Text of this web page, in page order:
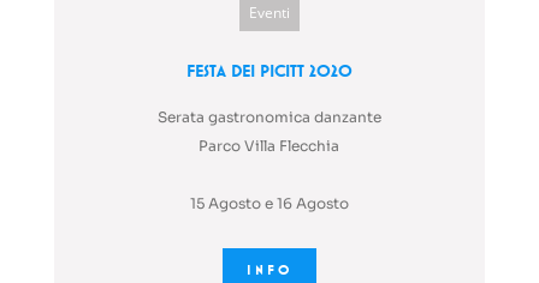
Eventi
Festa dei Picitt 2020
Serata gastronomica danzante
Parco Villa Flecchia
15 Agosto e 16 Agosto
INFO